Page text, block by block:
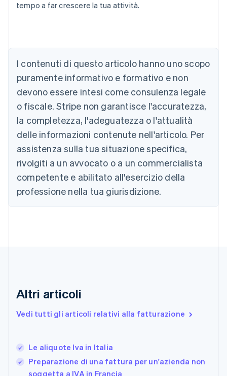
tempo a far crescere la tua attività.
I contenuti di questo articolo hanno uno scopo
puramente informativo e formativo e non
devono essere intesi come consulenza legale
o fiscale. Stripe non garantisce l'accuratezza,
la completezza, l'adeguatezza o l'attualità
delle informazioni contenute nell'articolo. Per
assistenza sulla tua situazione specifica,
rivolgiti a un avvocato o a un commercialista
competente e abilitato all'esercizio della
professione nella tua giurisdizione.
Altri articoli
Vedi tutti gli articoli relativi alla fatturazione
Le aliquote Iva in Italia
Preparazione di una fattura per un'azienda non
soggetta a IVA in Francia
Australia
Austria
DeutschEnglish
Belgio
Brasile
PortuguêsEnglish
Bulgaria
English
Canada
EnglishFrançais
Cina continentale
简体中文English
Cipro
English
Finlandia
Germania
DeutschEnglish
Giappone